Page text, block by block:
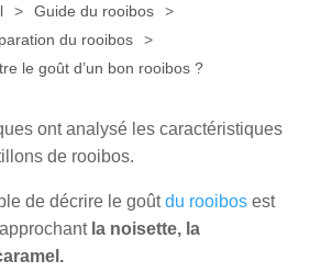
Guide du rooibos
du rooibos
le goût d’un bon rooibos ?
ont analysé les caractéristiques
de rooibos.
de décrire le goûtdu rooibosest
la noisette, la